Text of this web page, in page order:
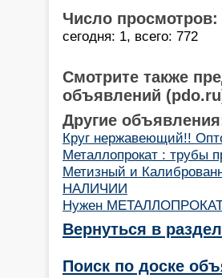
Число просмотров:
сегодня: 1, всего: 772
Смотрите также
объявлений
Другие
Круг нержавеющий!!
Металлопрокат : трубы
Метизный и
НАЛИЧИИ
Нужен
Вернуться в
Поиск по доске